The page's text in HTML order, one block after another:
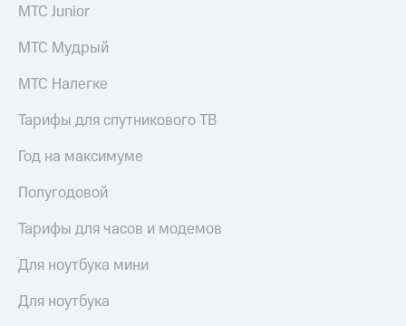
МТС Junior
МТС Мудрый
МТС Налегке
Тарифы для спутникового ТВ
Год на максимуме
Полугодовой
Тарифы для часов и модемов
Для ноутбука мини
Для ноутбука